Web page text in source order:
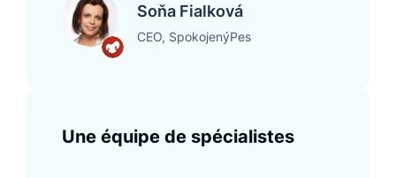
Soňa Fialková
CEO, SpokojenýPes
Une équipe de spécialistes